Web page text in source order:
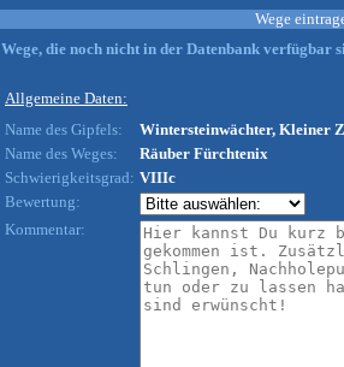
Wege
Wege, die noch nicht in der Datenbank verfügbar
Allgemeine Daten:
Name des Gipfels:
Wintersteinwächter, Kleiner
Name des Weges:
Räuber Fürchtenix
Schwierigkeitsgrad: VIIIc
Bewertung:
Kommentar: